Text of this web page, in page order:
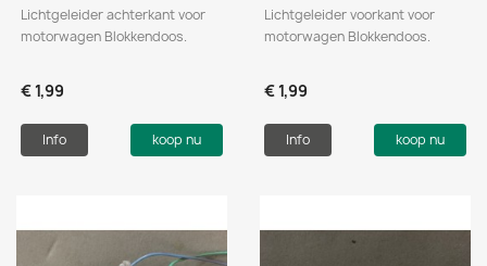
Lichtgeleider achterkant voor
motorwagen Blokkendoos.
€ 1,99
Info koop nu
Lichtgeleider voorkant voor
motorwagen Blokkendoos.
€ 1,99
Info koop nu